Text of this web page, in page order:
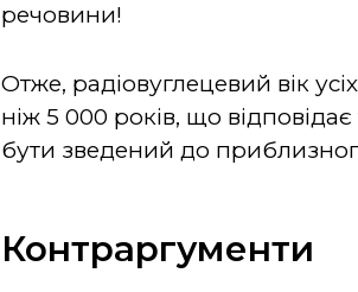
речовини!
Отже, радіовуглецевий вік
ніж 5 000 років, що
бути зведений до
Контраргументи